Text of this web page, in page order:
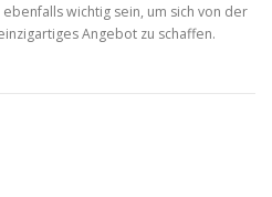
wichtig sein, um sich von der
Angebot zu schaffen.